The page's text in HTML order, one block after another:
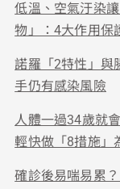
低溫、空氣汙染
物」：4大作用保
諾羅「2特性」與
手仍有感染風險
人體一過34歲就
輕快做「8措施」
確診後易喘易累